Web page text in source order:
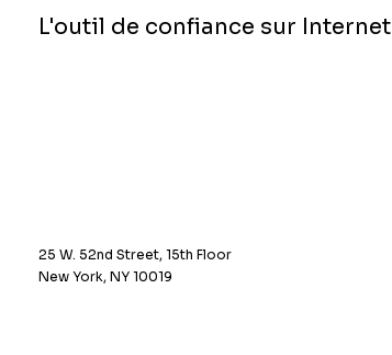
L'outil de confiance sur Internet
25 W. 52nd Street, 15th Floor
New York, NY 10019